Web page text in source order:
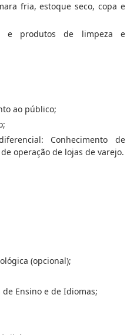
fria, estoque seco, copa e
e produtos de limpeza e
ao público;
Conhecimento de
operação de lojas de varejo.
(opcional);
Ensino e de Idiomas;